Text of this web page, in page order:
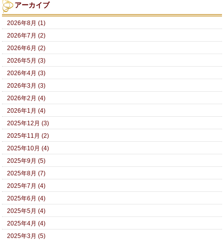
アーカイブ
2026年8月 (1)
2026年7月 (2)
2026年6月 (2)
2026年5月 (3)
2026年4月 (3)
2026年3月 (3)
2026年2月 (4)
2026年1月 (4)
2025年12月 (3)
2025年11月 (2)
2025年10月 (4)
2025年9月 (5)
2025年8月 (7)
2025年7月 (4)
2025年6月 (4)
2025年5月 (4)
2025年4月 (4)
2025年3月 (5)